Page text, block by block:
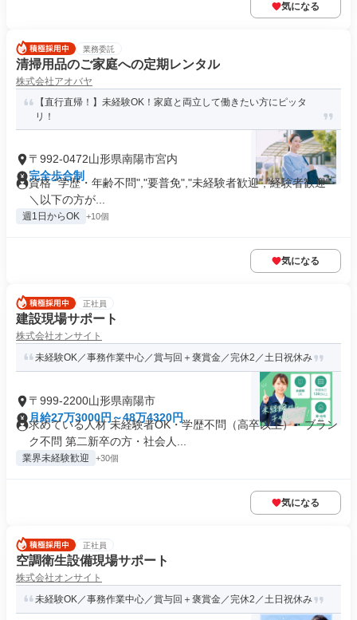
気になる
業務委託
清掃用品のご家庭への定期レンタル
株式会社アオバヤ
【直行直帰！】未経験OK！家庭と両立して働きたい方にピッタ
リ！
〒992-0472山形県南陽市宮内
完全歩合制
資格 "学歴・年齢不問","要普免","未経験者歓迎","経験者歓迎"
＼以下の方が...
週1日からOK +10個
気になる
正社員
建設現場サポート
株式会社オンサイト
未経験OK／事務作業中心／賞与回＋褒賞金／完休2／土日祝休み
〒999-2200山形県南陽市
月給27万3000円～48万4320円
求めている人材 未経験者OK・学歴不問（高卒以上）・ブラン
ク不問 第二新卒の方・社会人...
業界未経験歓迎 +30個
気になる
正社員
空調衛生設備現場サポート
株式会社オンサイト
未経験OK／事務作業中心／賞与回＋褒賞金／完休2／土日祝休み